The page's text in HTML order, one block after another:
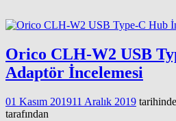
Orico CLH-W2 USB
Adaptör İncelemesi
01 Kasım 201911 Aralık 2019
tarafından